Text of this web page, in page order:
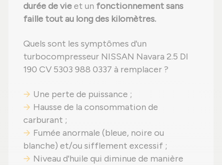
durée de vieet un fonctionnement sans
faille tout au long des kilomètres.
Quels sont les symptômes d'un
turbocompresseur NISSAN Navara 2.5 DI
190 CV 5303 988 0337 à remplacer ?
Une perte de puissance ;
Hausse de la consommation de
carburant ;
Fumée anormale (bleue, noire ou
blanche) et/ou sifflement excessif ;
Niveau d'huile qui diminue de manière